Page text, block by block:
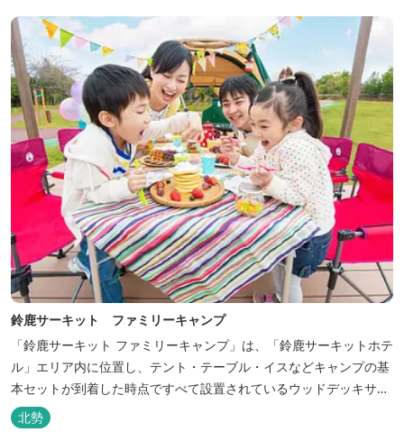
さま連れでも安心し...
鈴鹿サーキット ファミリーキャンプ
「鈴鹿サーキット ファミリーキャンプ」は、「鈴鹿サーキットホテ
ル」エリア内に位置し、テント・テーブル・イスなどキャンプの基
本セットが到着した時点ですべて設置されているウッドデッキサイ
トの他、初めてのキャンプでも安心して楽しめる設備が整ったキャ
ンプ場です。 さらに、手ぶらでキャンプをお楽しみいただけるよう
北勢